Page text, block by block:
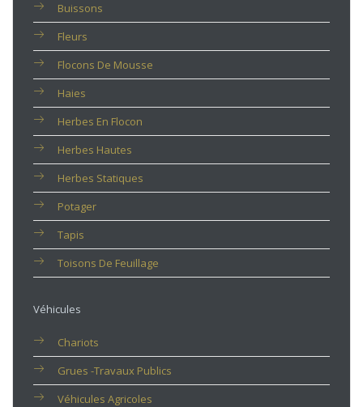
Buissons
Fleurs
Flocons De Mousse
Haies
Herbes En Flocon
Herbes Hautes
Herbes Statiques
Potager
Tapis
Toisons De Feuillage
Véhicules
Chariots
Grues -travaux Publics
Véhicules Agricoles